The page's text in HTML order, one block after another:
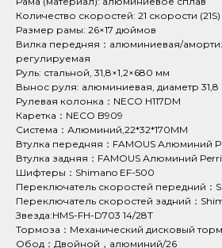
Количество скоростей: 21 скорости (21S)
Размер рамы: 26×17 дюймов
Вилка передняя：алюминиевая/
регулируемая
Руль: стальной, 31,8×1,2×680 мм
Вынос руля: алюминиевая, диаметр
Рулевая колонка：NECO H117DM
Каретка：NECO B909
Система：Алюминий,22*32*170MM
Втулка передняя：FAMOUS Алюминий
Втулка задняя：FAMOUS Алюминий
Шифтеры：Shimano EF-500
Переключатель скоростей передний：
Переключатель скоростей задний：
Звезда:HMS-FH-D703 14/28T
Тормоза：Механический дисковый
Обод：Двойной，алюминий/26